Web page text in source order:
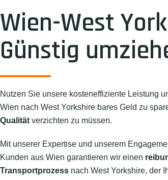
Wien-West
Günstig
Nutzen Sie unsere kosteneffiziente Leistung
Wien nach West Yorkshire bares Geld zu
Qualität verzichten zu müssen.
Mit unserer Expertise und unserem
Kunden aus Wien garantieren wir einen
Transportprozess nach West Yorkshire, der